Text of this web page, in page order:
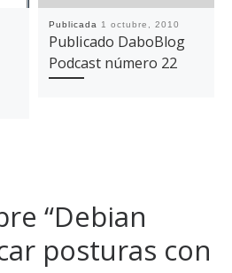
Publicada 1 octubre, 2010
Publicado DaboBlog
Podcast número 22
“Debian
posturas con